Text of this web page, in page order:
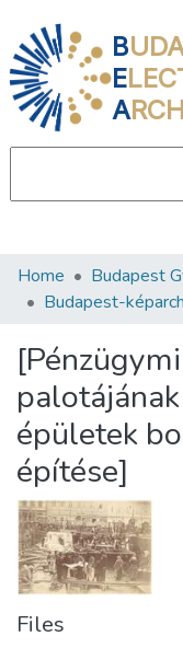
B
E
A
Communities &
Statistics
About us
Home Budapest
Budapest-
épületek
építése]
Files